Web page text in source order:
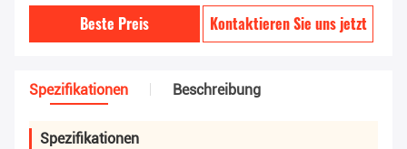
Beste Preis Kontaktieren Sie uns jetzt
Spezifikationen Beschreibung
Spezifikationen